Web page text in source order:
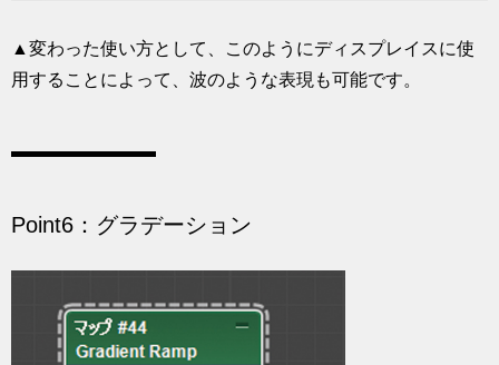
▲変わった使い方として、このようにディスプレイスに使
用することによって、波のような表現も可能です。
Point6：グラデーション